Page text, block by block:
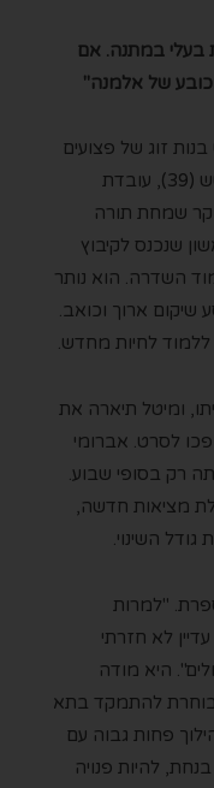
בעלי במתנה. אם
של אלמנה"
זוג של פצועים
מהמלחמה. אחת מהן היא מיטל דויטש (39), עובדת
שמחת תורה
שנכנס לקיבוץ
השדרה. הוא נותר
ארוך וכואב.
לחיות מחדש.
ומיטל תיארה את
לסרט. אברומי
רק בסופי שבוע.
מציאות חדשה,
השינוי.
"למרות
לא חזרתי
היא מודה
בוחרת להתמקד בתא
פחות גבוה עם
להיות פנויה